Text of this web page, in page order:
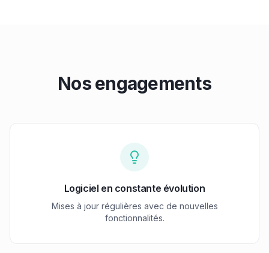
Nos engagements
Logiciel en constante évolution
Mises à jour régulières avec de nouvelles
fonctionnalités.